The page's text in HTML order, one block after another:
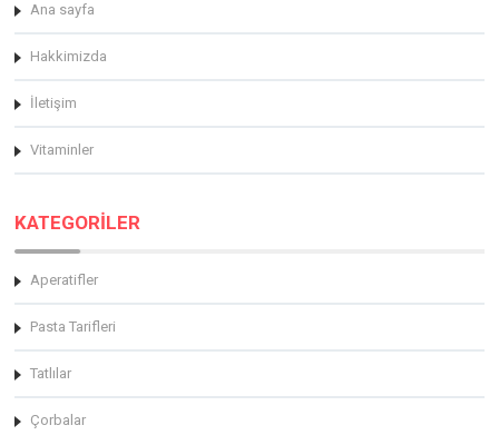
Ana sayfa
Hakkimizda
İletişim
Vitaminler
KATEGORİLER
Aperatifler
Pasta Tarifleri
Tatlılar
Çorbalar